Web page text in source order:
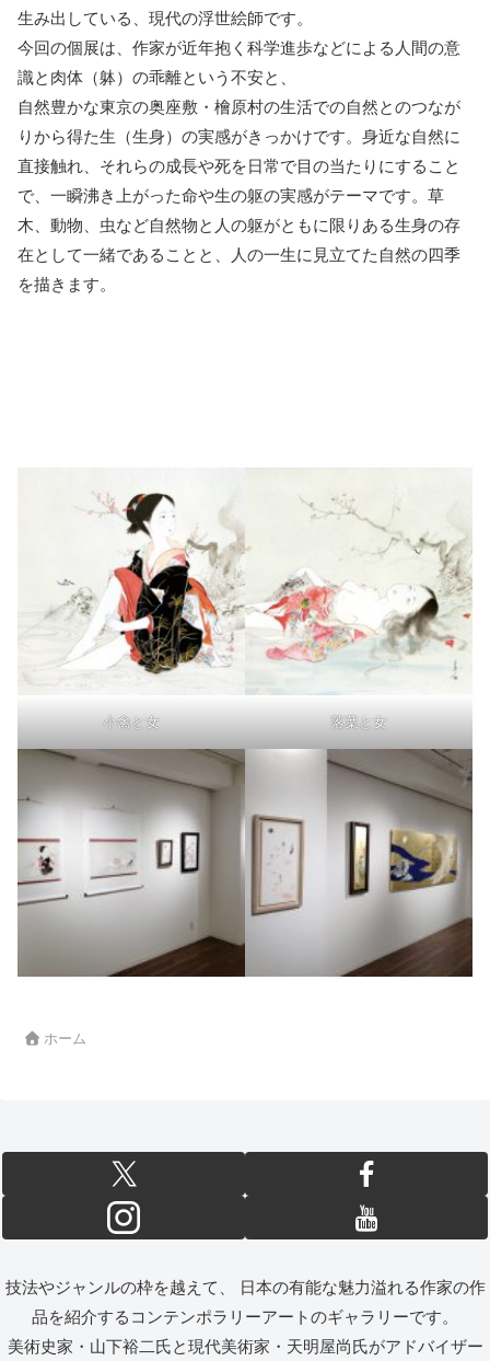
生み出している、現代の浮世絵師です。
今回の個展は、作家が近年抱く科学進歩などによる人間の意
識と肉体（躰）の乖離という不安と、
自然豊かな東京の奥座敷・檜原村の生活での自然とのつなが
りから得た生（生身）の実感がきっかけです。身近な自然に
直接触れ、それらの成長や死を日常で目の当たりにすること
で、一瞬沸き上がった命や生の躯の実感がテーマです。草
木、動物、虫など自然物と人の躯がともに限りある生身の存
在として一緒であることと、人の一生に見立てた自然の四季
を描きます。
小禽と女 落葉と女
ホーム
技法やジャンルの枠を越えて、 日本の有能な魅力溢れる作家の作
品を紹介するコンテンポラリーアートのギャラリーです。
美術史家・山下裕二氏と現代美術家・天明屋尚氏がアドバイザー